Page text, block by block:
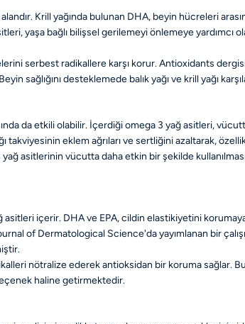
Krill yağında bulunan DHA, beyin hücreleri
yaşa bağlı bilişsel gerilemeyi önlemeye yardımcı
serbest radikallere karşı korur. Antioxidants
sağlığını desteklemede balık yağı ve krill yağı
da etkili olabilir. İçerdiği omega 3 yağ asitleri,
takviyesinin eklem ağrıları ve sertliğini azaltarak,
asitlerinin vücutta daha etkin bir şekilde
asitleri içerir. DHA ve EPA, cildin elastikiyetini
of Dermatological Science'da yayımlanan bir
nötralize ederek antioksidan bir koruma sağlar.
seçenek haline getirmektedir.